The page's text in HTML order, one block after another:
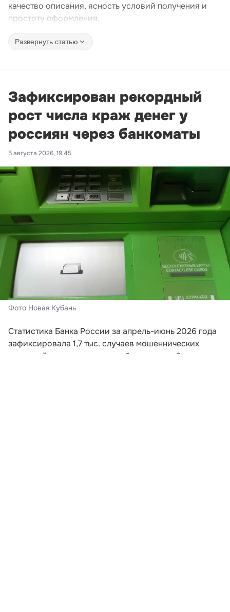
качество описания, ясность условий получения и
простоту оформления.
Развернуть статью
Зафиксирован рекордный
рост числа краж денег у
россиян через банкоматы
5 августа 2026, 19:45
Фото Новая Кубань
Статистика Банка России за апрель-июнь 2026 года
зафиксировала 1,7 тыс. случаев мошеннических
операций с использованием банкоматов. Этот